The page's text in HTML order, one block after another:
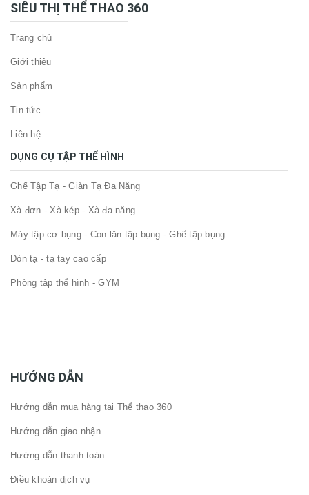
SIÊU THỊ THỂ THAO 360
Trang chủ
Giới thiệu
Sản phẩm
Tin tức
Liên hệ
DỤNG CỤ TẬP THỂ HÌNH
Ghế Tập Tạ - Giàn Tạ Đa Năng
Xà đơn - Xà kép - Xà đa năng
Máy tập cơ bụng - Con lăn tập bụng - Ghế tập bụng
Đòn tạ - tạ tay cao cấp
Phòng tập thể hình - GYM
HƯỚNG DẪN
Hướng dẫn mua hàng tại Thể thao 360
Hướng dẫn giao nhận
Hướng dẫn thanh toán
Điều khoản dịch vụ